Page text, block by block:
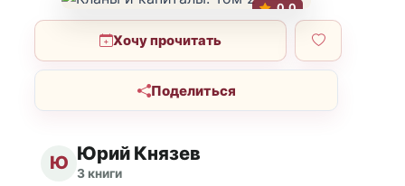
0.0
Хочу прочитать
Поделиться
Ю Юрий Князев
3 книги